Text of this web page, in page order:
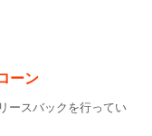
ーン
ースバックを行ってい